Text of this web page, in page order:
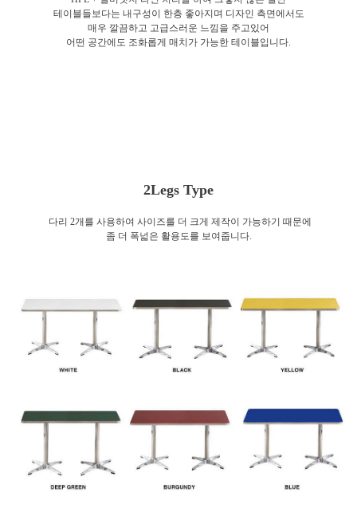
테이블들보다는 내구성이 한층 좋아지며 디자인 측면에서도
매우 깔끔하고 고급스러운 느낌을 주고있어
어떤 공간에도 조화롭게 매치가 가능한 테이블입니다.
2Legs Type
다리 2개를 사용하여 사이즈를 더 크게 제작이 가능하기 때문에
좀 더 폭넓은 활용도를 보여줍니다.